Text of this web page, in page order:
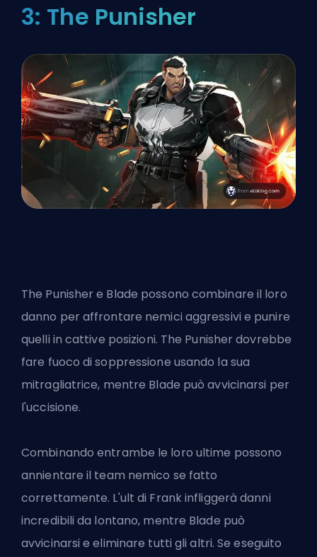
3: The Punisher
The Punisher e Blade possono combinare il loro
danno per affrontare nemici aggressivi e punire
quelli in cattive posizioni. The Punisher dovrebbe
fare fuoco di soppressione usando la sua
mitragliatrice, mentre Blade può avvicinarsi per
l'uccisione.
Combinando entrambe le loro ultime possono
annientare il team nemico se fatto
correttamente. L'ult di Frank infliggerà danni
incredibili da lontano, mentre Blade può
avvicinarsi e eliminare tutti gli altri. Se eseguito